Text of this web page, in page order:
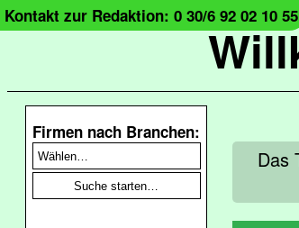
Kontakt zur Redaktion: 0 30/6 92 02 10 55
Firmen nach Branchen:
Das